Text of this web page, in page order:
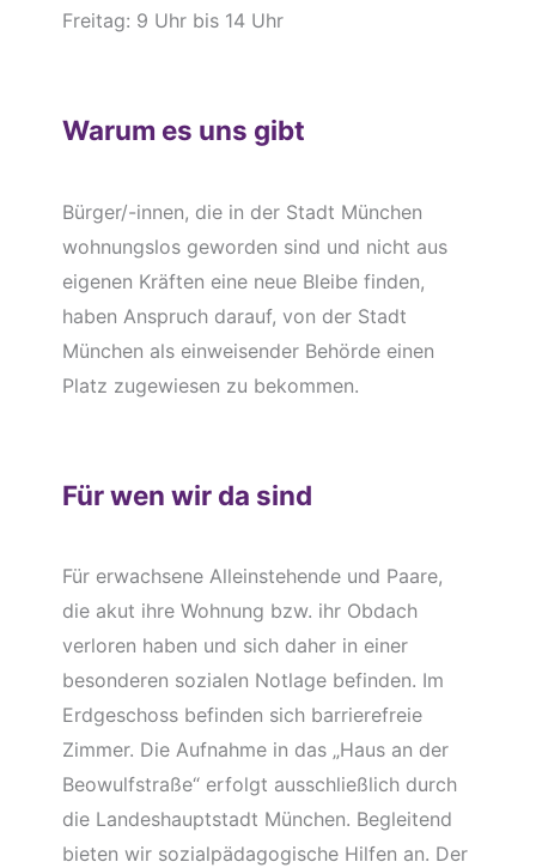
Freitag: 9 Uhr bis 14 Uhr
Warum es uns gibt
Bürger/-innen, die in der Stadt München
wohnungslos geworden sind und nicht aus
eigenen Kräften eine neue Bleibe finden,
haben Anspruch darauf, von der Stadt
München als einweisender Behörde einen
Platz zugewiesen zu bekommen.
Für wen wir da sind
Für erwachsene Alleinstehende und Paare,
die akut ihre Wohnung bzw. ihr Obdach
verloren haben und sich daher in einer
besonderen sozialen Notlage befinden. Im
Erdgeschoss befinden sich barrierefreie
Zimmer. Die Aufnahme in das „Haus an der
Beowulfstraße“ erfolgt ausschließlich durch
die Landeshauptstadt München. Begleitend
bieten wir sozialpädagogische Hilfen an. Der